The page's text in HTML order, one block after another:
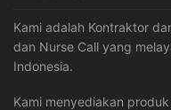
Kami adalah Kontraktor
dan Nurse Call yang
Indonesia.
Kami menyediakan